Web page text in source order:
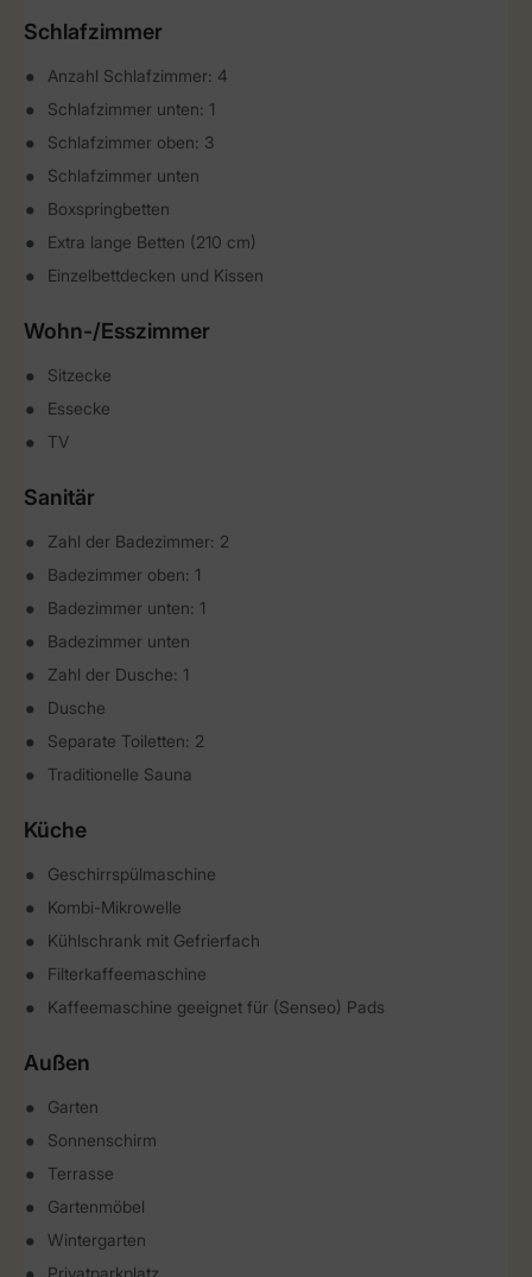
Schlafzimmer
Anzahl Schlafzimmer: 4
Schlafzimmer unten: 1
Schlafzimmer oben: 3
Schlafzimmer unten
Boxspringbetten
Extra lange Betten (210 cm)
Einzelbettdecken und Kissen
Wohn-/Esszimmer
Sitzecke
Essecke
TV
Sanitär
Zahl der Badezimmer: 2
Badezimmer oben: 1
Badezimmer unten: 1
Badezimmer unten
Zahl der Dusche: 1
Dusche
Separate Toiletten: 2
Traditionelle Sauna
Küche
Geschirrspülmaschine
Kombi-Mikrowelle
Kühlschrank mit Gefrierfach
Filterkaffeemaschine
Kaffeemaschine geeignet für (Senseo) Pads
Außen
Garten
Sonnenschirm
Terrasse
Gartenmöbel
Wintergarten
Privatparkplatz